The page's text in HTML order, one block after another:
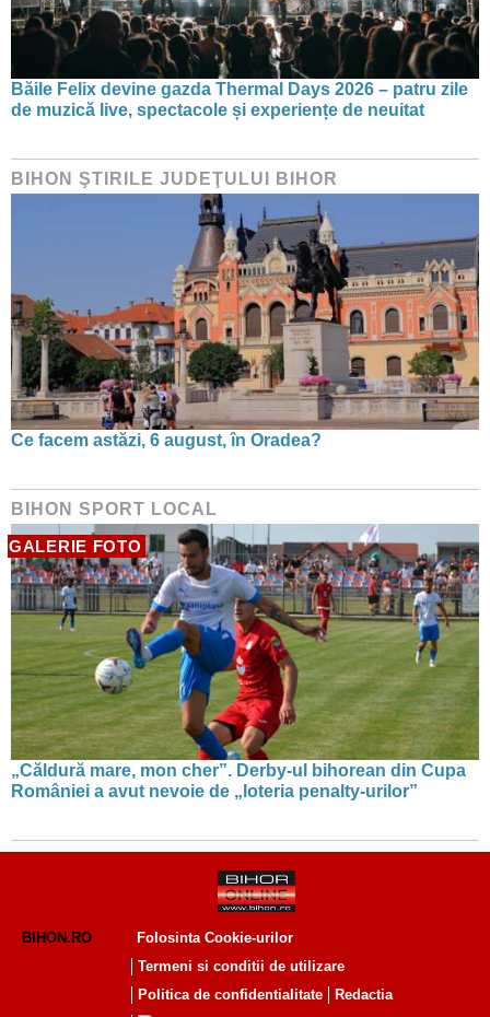
Băile Felix devine gazda Thermal Days 2026 – patru zile
de muzică live, spectacole și experiențe de neuitat
BIHON ŞTIRILE JUDEŢULUI BIHOR
Ce facem astăzi, 6 august, în Oradea?
BIHON SPORT LOCAL
GALERIE FOTO
„Căldură mare, mon cher”. Derby-ul bihorean din Cupa
României a avut nevoie de „loteria penalty-urilor”
BIHON.RO
Folosinta Cookie-urilor
Termeni si conditii de utilizare
Politica de confidentialitate
Redactia